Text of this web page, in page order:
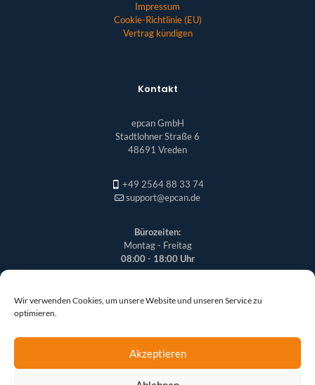
Wir verwenden Cookies, um unsere Website und unseren Service zu
optimieren.
Akzeptieren
Impressum
Cookie-Richtlinie (EU)
Vertrag kündigen
Kontakt
epcan GmbH
Stadtlohner Straße 6
48691 Vreden
+49 2564 88 33 74
support@epcan.de
Bürozeiten:
Montag - Freitag
08:00- 18:00 Uhr